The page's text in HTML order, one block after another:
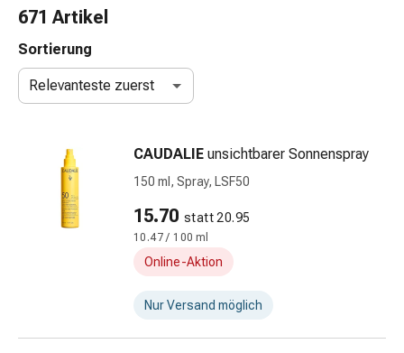
Hautirritation
&
Elastische
Binden
Fingerverbände
Fixierpflaster
Gazebinden
Pflaster
671 Artikel
Sortierung
Relevanteste zuerst
CAUDALIE unsichtbarer Sonnenspray
150 ml, Spray, LSF50
15.70 statt 20.95
10.47 / 100 ml
Online-Aktion
Nur Versand möglich